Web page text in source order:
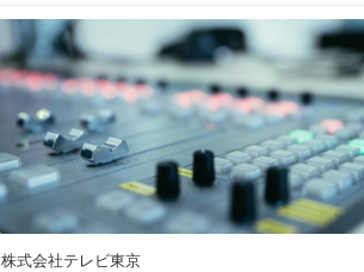
株式会社テレビ東京